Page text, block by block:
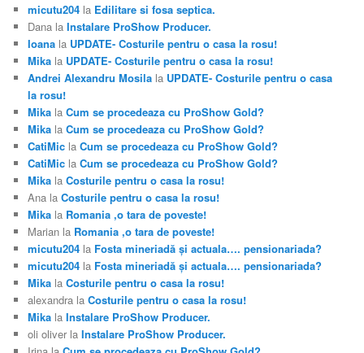
micutu204 la Edilitare si fosa septica.
Dana laInstalare ProShow Producer.
Ioana la UPDATE- Costurile pentru o casa la rosu!
Mika la UPDATE- Costurile pentru o casa la rosu!
Andrei Alexandru Mosila la UPDATE- Costurile pentru o casa
la rosu!
Mika laCum se procedeaza cu ProShow Gold?
Mika laCum se procedeaza cu ProShow Gold?
CatiMic laCum se procedeaza cu ProShow Gold?
CatiMic laCum se procedeaza cu ProShow Gold?
Mika laCosturile pentru o casa la rosu!
Ana laCosturile pentru o casa la rosu!
Mika la Romania ,o tara de poveste!
Marian la Romania ,o tara de poveste!
micutu204 la Fosta mineriadă şi actuala…. pensionariada?
micutu204 la Fosta mineriadă şi actuala…. pensionariada?
Mika laCosturile pentru o casa la rosu!
alexandra laCosturile pentru o casa la rosu!
Mika laInstalare ProShow Producer.
oli oliver laInstalare ProShow Producer.